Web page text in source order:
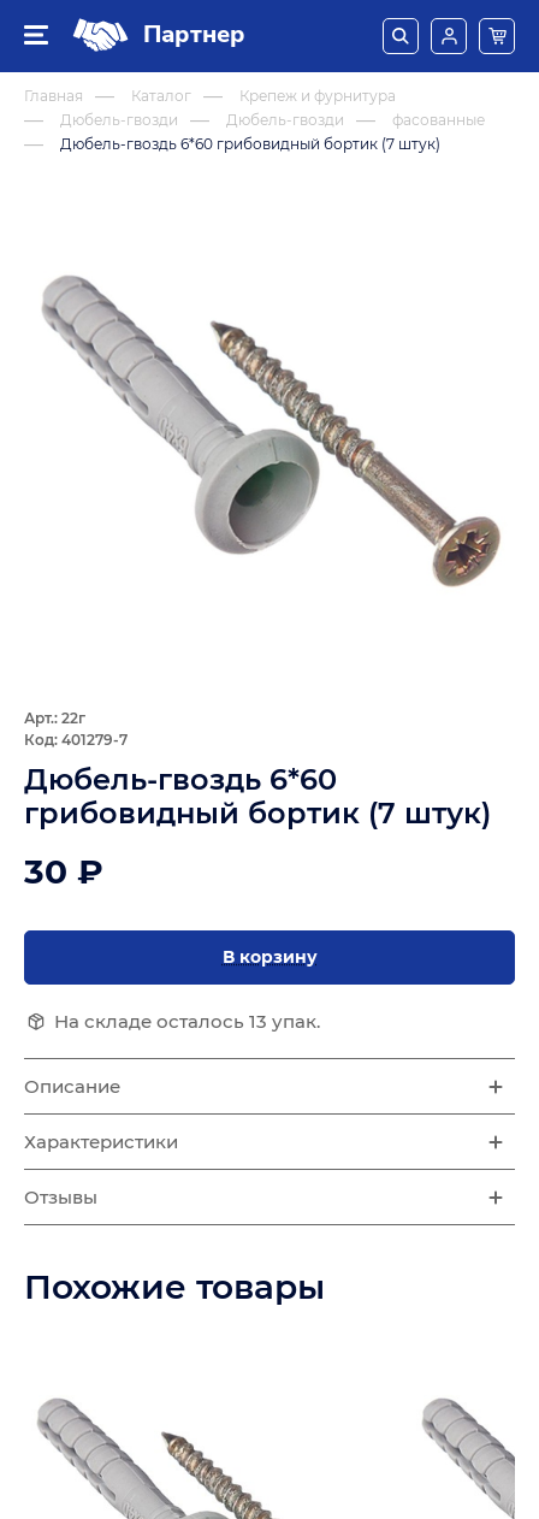
Партнер
Главная Каталог
Крепеж и фурнитура
Дюбель-гвозди
Дюбель-гвозди
фасованные
Дюбель-гвоздь 6*60 грибовидный бортик (7 штук)
Арт.: 22г
Код: 401279-7
Дюбель-гвоздь 6*60
грибовидный бортик (7 штук)
30 ₽
В корзину
На складе осталось 13 упак.
Описание
Характеристики
Отзывы
Похожие товары